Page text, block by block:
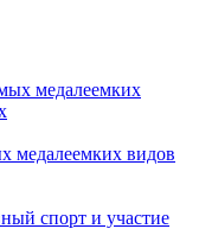
медалеемких видов